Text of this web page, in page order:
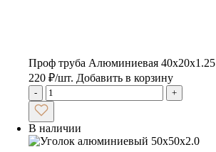
Проф труба Алюминиевая 40х20х1.25
220 ₽/шт. Добавить в корзину
- +
В наличии